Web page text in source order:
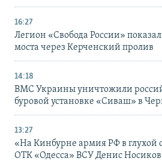
16:27
Легион «Свобода России»
моста через Керченский пролив
14:18
ВМС Украины уничтожили
буровой установке «Сиваш» в
13:27
«На Кинбурне армия РФ в глухой
ОТК «Одесса» ВСУ Денис Носиков